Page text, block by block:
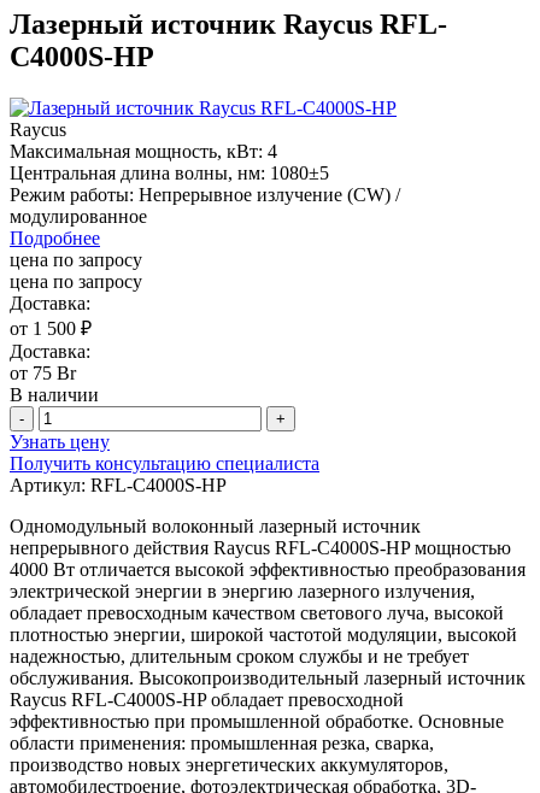
Лазерный источник Raycus RFL-
C4000S-HP
Raycus
Максимальная мощность, кВт: 4
Центральная длина волны, нм: 1080±5
Режим работы: Непрерывное излучение (CW) /
модулированное
Подробнее
цена по запросу
цена по запросу
Доставка:
от 1 500 ₽
Доставка:
от 75 Br
В наличии
- +
Узнать цену
Получить консультацию специалиста
Артикул: RFL-C4000S-HP
Одномодульный волоконный лазерный источник
непрерывного действия Raycus RFL-C4000S-HP мощностью
4000 Вт отличается высокой эффективностью преобразования
электрической энергии в энергию лазерного излучения,
обладает превосходным качеством светового луча, высокой
плотностью энергии, широкой частотой модуляции, высокой
надежностью, длительным сроком службы и не требует
обслуживания. Высокопроизводительный лазерный источник
Raycus RFL-C4000S-HP обладает превосходной
эффективностью при промышленной обработке. Основные
области применения: промышленная резка, сварка,
производство новых энергетических аккумуляторов,
автомобилестроение, фотоэлектрическая обработка, 3D-